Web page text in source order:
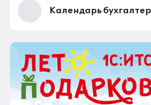
Календарь